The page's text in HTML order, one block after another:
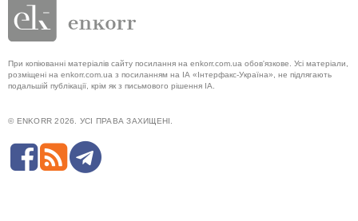
При копіюванні матеріалів сайту посилання на enkorr.com.ua обов'язкове. Усі матеріали,
розміщені на enkorr.com.ua з посиланням на ІА «Інтерфакс-Україна», не підлягають
подальшій публікації, крім як з письмового рішення ІА.
© ENKORR 2026. УСІ ПРАВА ЗАХИЩЕНІ.